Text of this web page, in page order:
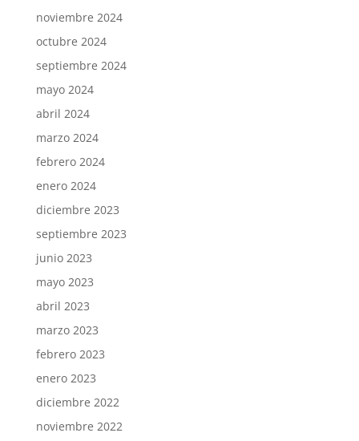
noviembre 2024
octubre 2024
septiembre 2024
mayo 2024
abril 2024
marzo 2024
febrero 2024
enero 2024
diciembre 2023
septiembre 2023
junio 2023
mayo 2023
abril 2023
marzo 2023
febrero 2023
enero 2023
diciembre 2022
noviembre 2022